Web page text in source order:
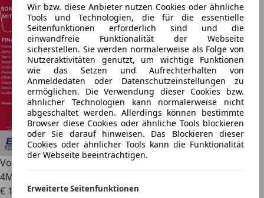
Wir bzw. diese Anbieter nutzen Cookies oder ähnliche
Tools und Technologien, die für die essentielle
Seitenfunktionen erforderlich sind und die
einwandfreie Funktionalität der Webseite
sicherstellen. Sie werden normalerweise als Folge von
Nutzeraktivitäten genutzt, um wichtige Funktionen
wie das Setzen und Aufrechterhalten von
Anmeldedaten oder Datenschutzeinstellungen zu
ermöglichen. Die Verwendung dieser Cookies bzw.
ähnlicher Technologien kann normalerweise nicht
abgeschaltet werden. Allerdings können bestimmte
Browser diese Cookies oder ähnliche Tools blockieren
oder Sie darauf hinweisen. Das Blockieren dieser
Cookies oder ähnlicher Tools kann die Funktionalität
der Webseite beeinträchtigen.
Erweiterte Seitenfunktionen
Volkswagen Phaeton
3.0 V6 TDI
4Motion*Dynaudio*Schiebedach*
€ 10.950